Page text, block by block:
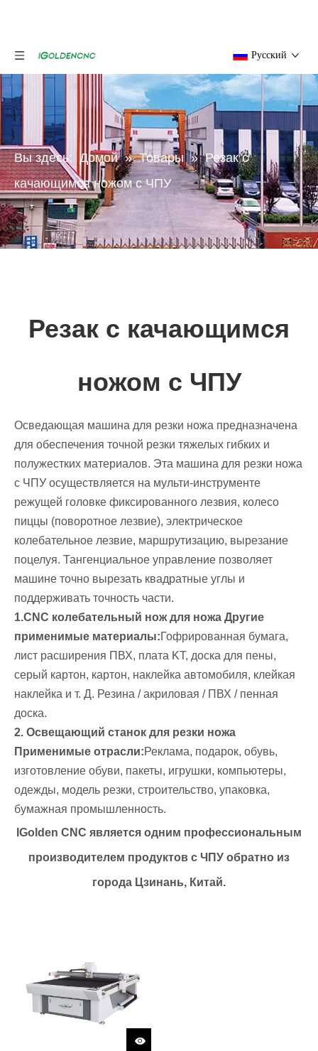
Pусский
Вы здесь: Домой » Товары » Резак с
качающимся ножом с ЧПУ
Резак с качающимся
ножом с ЧПУ
Осведающая машина для резки ножа предназначена
для обеспечения точной резки тяжелых гибких и
полужестких материалов. Эта машина для резки ножа
с ЧПУ осуществляется на мульти-инструменте
режущей головке фиксированного лезвия, колесо
пиццы (поворотное лезвие), электрическое
колебательное лезвие, маршрутизацию, вырезание
поцелуя. Тангенциальное управление позволяет
машине точно вырезать квадратные углы и
поддерживать точность части.
1.CNC колебательный нож для ножа Другие
применимые материалы:Гофрированная бумага,
лист расширения ПВХ, плата KT, доска для пены,
серый картон, картон, наклейка автомобиля, клейкая
наклейка и т. Д. Резина / акриловая / ПВХ / пенная
доска.
2. Освещающий станок для резки ножа
Применимые отрасли:Реклама, подарок, обувь,
изготовление обуви, пакеты, игрушки, компьютеры,
одежды, модель резки, строительство, упаковка,
бумажная промышленность.
IGolden CNC является одним профессиональным
производителем продуктов с ЧПУ обратно из
города Цзинань, Китай.